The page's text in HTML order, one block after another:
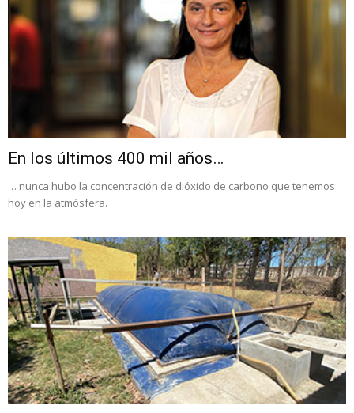
En los últimos 400 mil años…
… nunca hubo la concentración de dióxido de carbono que tenemos
hoy en la atmósfera.